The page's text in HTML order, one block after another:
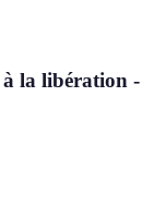
la libération -